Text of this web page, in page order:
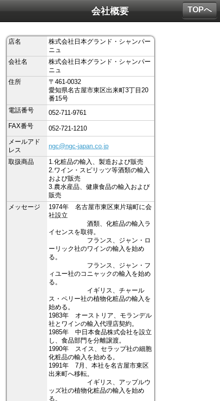
会社概要
店名
株式会社日本グランド・シャンパー
ニュ
会社名
株式会社日本グランド・シャンパー
ニュ
住所
〒461-0032
愛知県名古屋市東区出来町3丁目20
番15号
電話番号
052-711-9761
FAX番号
052-721-1210
メールアド
レス
ngc@ngc-japan.co.jp
取扱商品
1.化粧品の輸入、製造および販売
2.ワイン・スピリッツ等酒類の輸入
および販売
3.農水産品、健康食品の輸入および
販売
メッセージ
1974年 名古屋市東区東片瑞町に会
社設立
酒類、化粧品の輸入ラ
イセンスを取得。
フランス、ジャン・ロ
ーリック社のワインの輸入を始め
る。
フランス、ジャン・フ
ィユー社のコニャックの輸入を始め
る。
イギリス、チャール
ス・ペリー社の植物化粧品の輸入を
始める。
1983年 オーストリア、モランデル
社とワインの輸入代理店契約。
1985年 中日本食品株式会社を設立
し、食品部門を分離譲渡。
1990年 スイス、セラップ社の細胞
化粧品の輸入を始める。
1991年 7月、本社を名古屋市東区
出来町へ移転。
イギリス、アップルウ
ッズ社の植物化粧品の輸入を始め
る。
TOPへ